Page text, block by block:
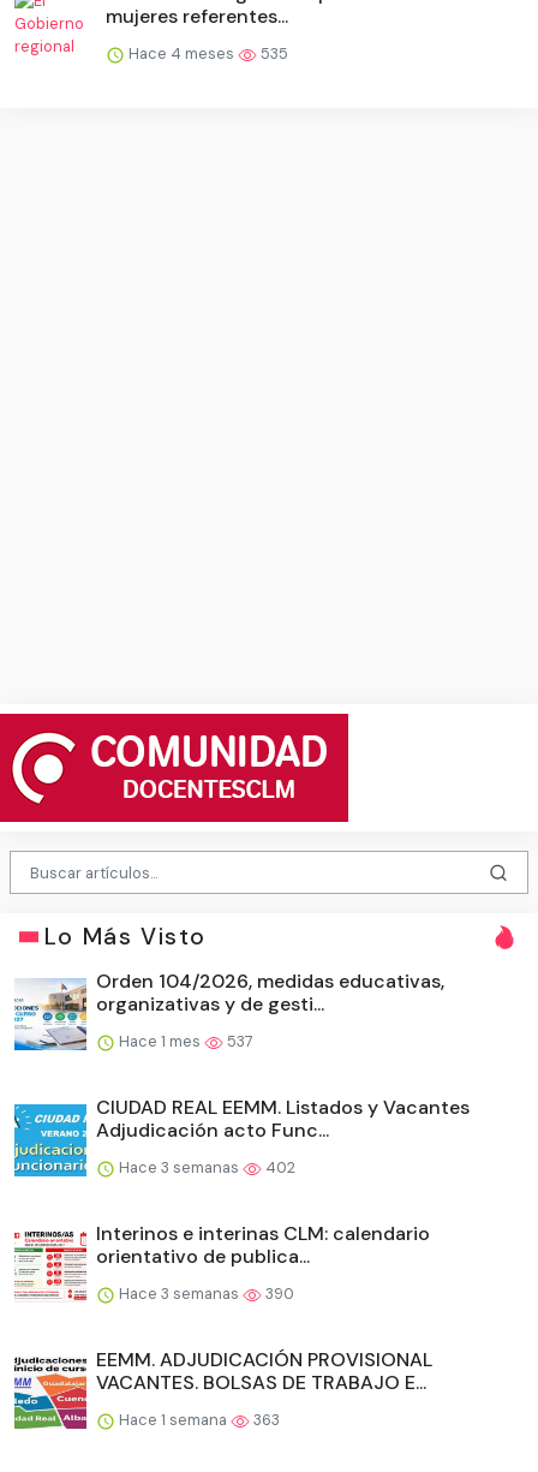
mujeres referentes...
Hace 4 meses 535
Lo Más Visto
Orden 104/2026, medidas educativas,
organizativas y de gesti...
Hace 1 mes 537
CIUDAD REAL EEMM. Listados y Vacantes
Adjudicación acto Func...
Hace 3 semanas 402
Interinos e interinas CLM: calendario
orientativo de publica...
Hace 3 semanas 390
EEMM. ADJUDICACIÓN PROVISIONAL
VACANTES. BOLSAS DE TRABAJO E...
Hace 1 semana 363